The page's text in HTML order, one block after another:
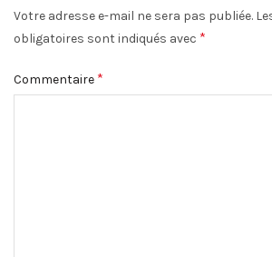
Votre adresse e-mail ne sera pas publiée.
obligatoires sont indiqués avec *
Commentaire *